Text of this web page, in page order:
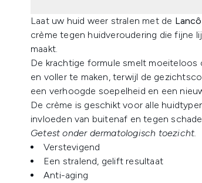
Laat uw huid weer stralen met de
crème tegen huidveroudering die fijne
maakt.
De krachtige formule smelt
en voller te maken, terwijl de
een verhoogde soepelheid en een
De crème is geschikt voor alle
invloeden van buitenaf en tegen
Getest onder dermatologisch toezicht.
Verstevigend
Een stralend, gelift resultaat
Anti-aging